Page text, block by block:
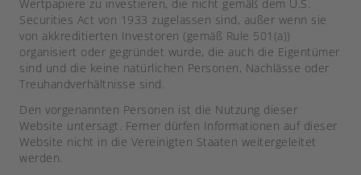
Wertpapiere zu investieren, die nicht gemäß dem U.S.
Securities Act von 1933 zugelassen sind, außer wenn sie
von akkreditierten Investoren (gemäß Rule 501(a))
organisiert oder gegründet wurde, die auch die Eigentümer
sind und die keine natürlichen Personen, Nachlässe oder
Treuhandverhältnisse sind.
Den vorgenannten Personen ist die Nutzung dieser
Website untersagt. Ferner dürfen Informationen auf dieser
Website nicht in die Vereinigten Staaten weitergeleitet
werden.